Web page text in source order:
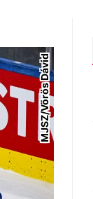
MJSZ/Vörös Dávid